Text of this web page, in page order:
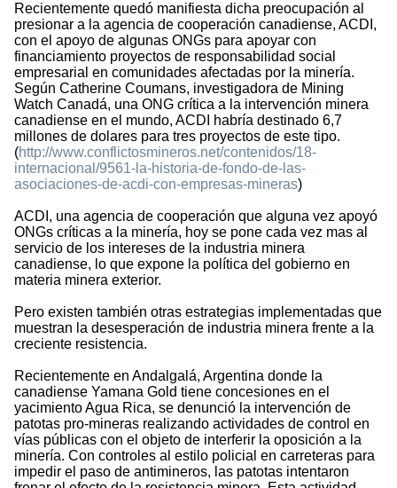
Recientemente quedó manifiesta dicha preocupación al
presionar a la agencia de cooperación canadiense, ACDI,
con el apoyo de algunas ONGs para apoyar con
financiamiento proyectos de responsabilidad social
empresarial en comunidades afectadas por la minería.
Según Catherine Coumans, investigadora de Mining
Watch Canadá, una ONG crítica a la intervención minera
canadiense en el mundo, ACDI habría destinado 6,7
millones de dolares para tres proyectos de este tipo.
(http://www.conflictosmineros.net/contenidos/18-
internacional/9561-la-historia-de-fondo-de-las-
asociaciones-de-acdi-con-empresas-mineras)
ACDI, una agencia de cooperación que alguna vez apoyó
ONGs críticas a la minería, hoy se pone cada vez mas al
servicio de los intereses de la industria minera
canadiense, lo que expone la política del gobierno en
materia minera exterior.
Pero existen también otras estrategias implementadas que
muestran la desesperación de industria minera frente a la
creciente resistencia.
Recientemente en Andalgalá, Argentina donde la
canadiense Yamana Gold tiene concesiones en el
yacimiento Agua Rica, se denunció la intervención de
patotas pro-mineras realizando actividades de control en
vías públicas con el objeto de interferir la oposición a la
minería. Con controles al estilo policial en carreteras para
impedir el paso de antimineros, las patotas intentaron